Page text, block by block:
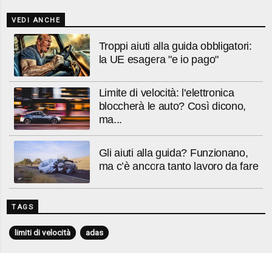
VEDI ANCHE
Troppi aiuti alla guida obbligatori:
la UE esagera "e io pago"
Limite di velocità: l'elettronica
bloccherà le auto? Così dicono,
ma...
Gli aiuti alla guida? Funzionano,
ma c’è ancora tanto lavoro da fare
TAGS
limiti di velocità adas